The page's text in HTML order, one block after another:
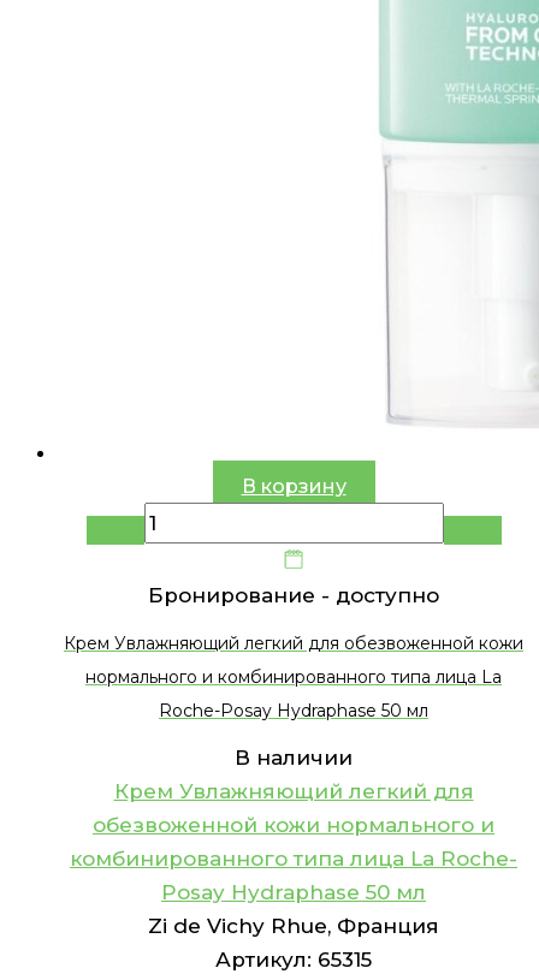
В корзину
Бронирование - доступно
Крем Увлажняющий легкий для обезвоженной кожи
нормального и комбинированного типа лица La
Roche-Posay Hydraphase 50 мл
В наличии
Крем Увлажняющий легкий для
обезвоженной кожи нормального и
комбинированного типа лица La Roche-
Posay Hydraphase 50 мл
Zi de Vichy Rhue, Франция
Артикул: 65315